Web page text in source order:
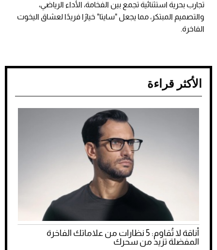
تجارب بحرية استثنائية تجمع بين الفخامة، الأداء الرياضي،
والتصميم المبتكر، مما يجعل "سايتا" خيارًا فريدًا لعشاق اليخوت
الفاخرة.
الأكثر قراءة
أناقة لا تُقاوم: 5 نظارات من علاماتك الفاخرة
المفضلة تزيد من سحرك